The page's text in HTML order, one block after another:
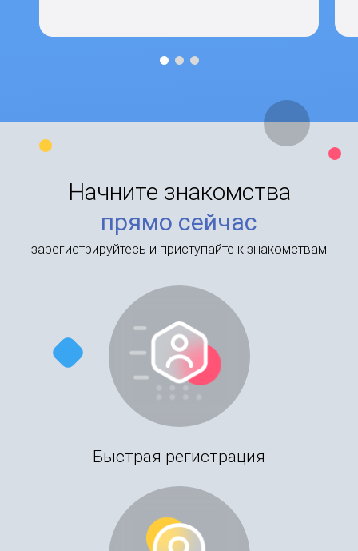
Начните знакомства
прямо сейчас
зарегистрируйтесь и приступайте к знакомствам
Быстрая регистрация